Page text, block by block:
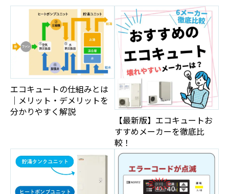
エコキュートの仕組みとは
｜メリット・デメリットを
分かりやすく解説
【最新版】エコキュートお
すすめメーカーを徹底比
較！